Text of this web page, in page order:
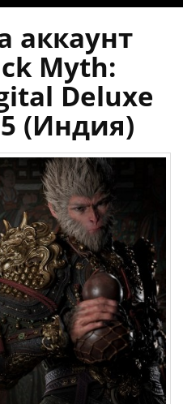
аккаунт
Myth:
Deluxe
(Индия)